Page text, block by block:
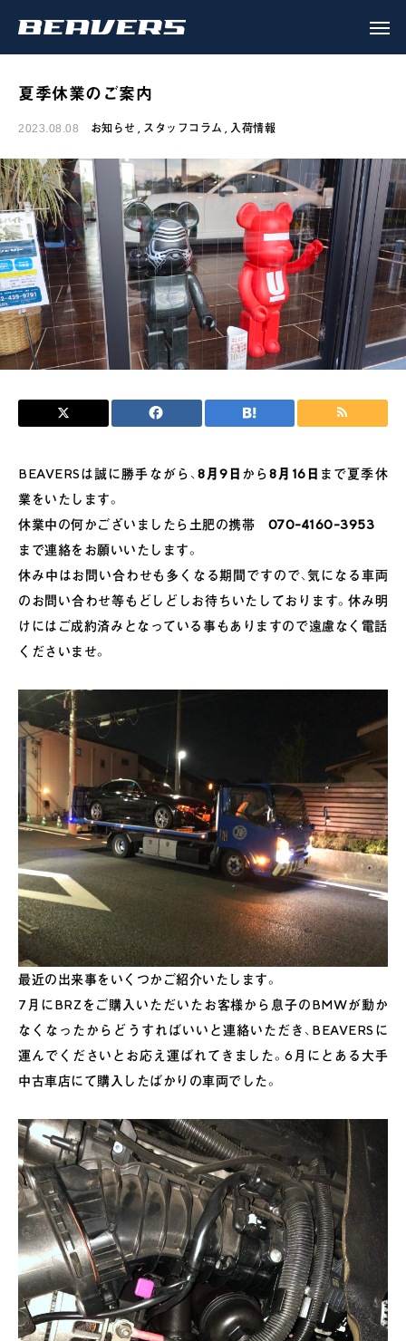
夏季休業のご案内
2023.08.08 お知らせ スタッフコラム 入荷情報
BEAVERSは誠に勝手ながら、 8月9日 から8月16日 まで夏季休
業をいたします。
休業中の何かございましたら土肥の携帯 070-4160-3953
まで連絡をお願いいたします。
休み中はお問い合わせも多くなる期間ですので、気になる車両
のお問い合わせ等もどしどしお待ちいたしております。休み明
けにはご成約済みとなっている事もありますので遠慮なく電話
くださいませ。
最近の出来事をいくつかご紹介いたします。
7月にBRZをご購入いただいたお客様から息子のBMWが動か
なくなったからどうすればいいと連絡いただき、BEAVERSに
運んでくださいとお応え運ばれてきました。6月にとある大手
中古車店にて購入したばかりの車両でした。